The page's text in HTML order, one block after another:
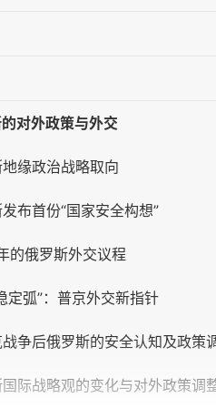
对外政策与外交
缘政治战略取向
布首份“国家安全构想”
的俄罗斯外交议程
定弧”：普京外交新指针
争后俄罗斯的安全认知及政策
际战略观的变化与对外政策调